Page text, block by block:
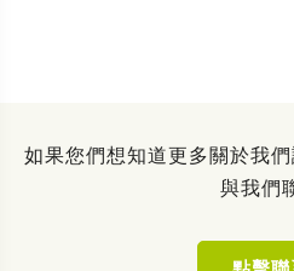
如果您們想知道更多關於我
與我們